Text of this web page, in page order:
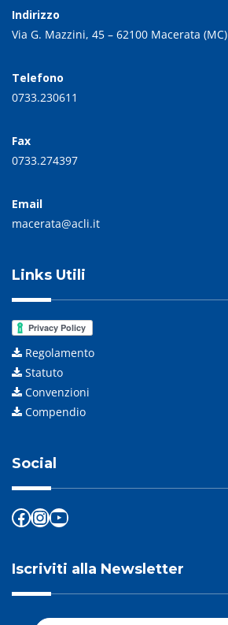
Indirizzo
Via G. Mazzini, 45 – 62100 Macerata (MC)
Telefono
0733.230611
Fax
0733.274397
Email
macerata@acli.it
Links Utili
Regolamento
Statuto
Convenzioni
Compendio
Social
Facebook
Instagram
YouTube
Iscriviti alla Newsletter